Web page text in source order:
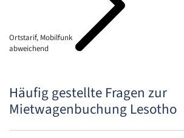
Ortstarif, Mobilfunk
abweichend
Häufig gestellte Fragen zur
Mietwagenbuchung Lesotho